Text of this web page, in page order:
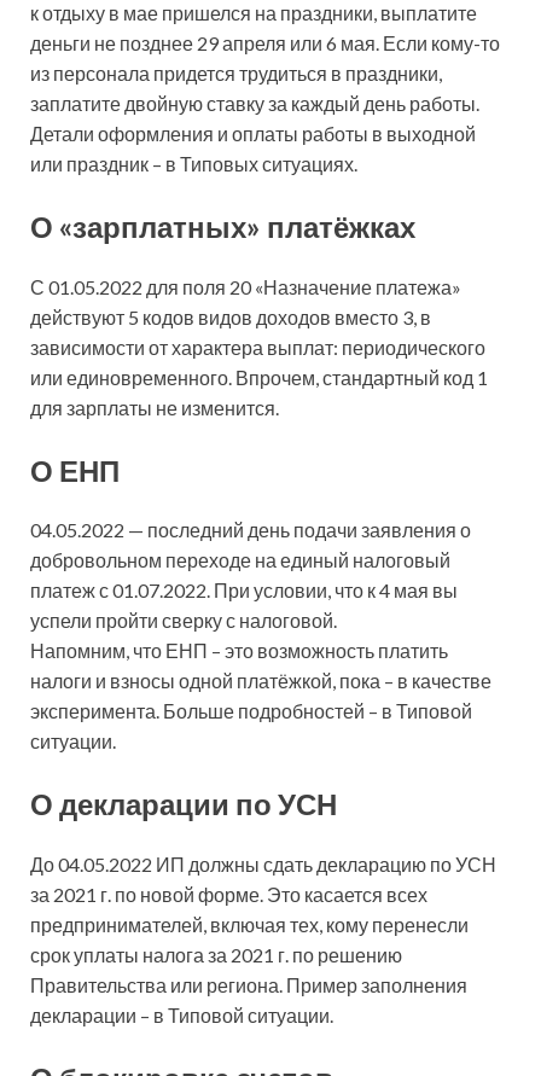
к отдыху в мае пришелся на праздники, выплатите
деньги не позднее 29 апреля или 6 мая. Если кому-то
из персонала придется трудиться в праздники,
заплатите двойную ставку за каждый день работы.
Детали оформления и оплаты работы в выходной
или праздник – в Типовых ситуациях.
О «зарплатных» платёжках
С 01.05.2022 для поля 20 «Назначение платежа»
действуют 5 кодов видов доходов вместо 3, в
зависимости от характера выплат: периодического
или единовременного. Впрочем, стандартный код 1
для зарплаты не изменится.
О ЕНП
04.05.2022 — последний день подачи заявления о
добровольном переходе на единый налоговый
платеж с 01.07.2022. При условии, что к 4 мая вы
успели пройти сверку с налоговой.
Напомним, что ЕНП – это возможность платить
налоги и взносы одной платёжкой, пока – в качестве
эксперимента. Больше подробностей – в Типовой
ситуации.
О декларации по УСН
До 04.05.2022 ИП должны сдать декларацию по УСН
за 2021 г. по новой форме. Это касается всех
предпринимателей, включая тех, кому перенесли
срок уплаты налога за 2021 г. по решению
Правительства или региона. Пример заполнения
декларации – в Типовой ситуации.